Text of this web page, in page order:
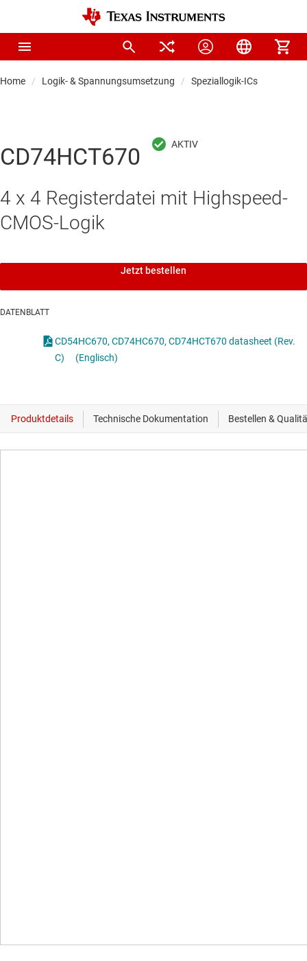
Home Logik- & Spannungsumsetzung Speziallogik-ICs
CD74HCT670
4 x 4 Registerdatei mit Highspeed-
CMOS-Logik
Jetzt bestellen
DATENBLATT
CD54HC670, CD74HC670, CD74HCT670 datasheet (Rev.
C)
(Englisch)